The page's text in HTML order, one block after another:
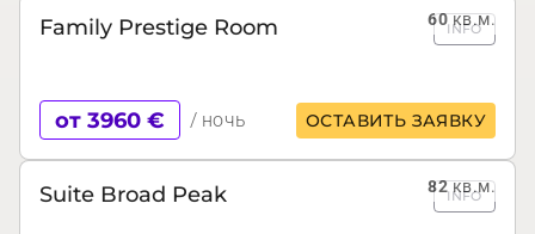
60кв.м.
Family Prestige Room INFO
от 3960 € / ночь ОСТАВИТЬ ЗАЯВКУ
82кв.м.
Suite Broad Peak INFO